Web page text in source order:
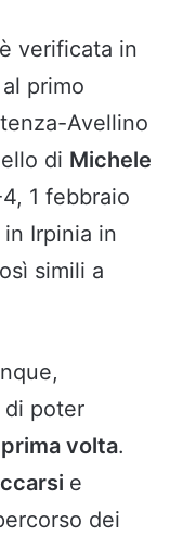
verificata in
primo
Avellino
di Michele
1 febbraio
Irpinia in
simili a
di poter
prima volta.
e
dei